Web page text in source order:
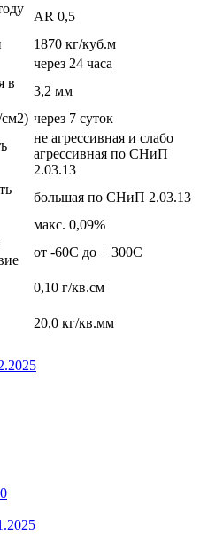
AR 0,5
1870 кг/куб.м
через 24 часа
в
3,2 мм
см2) через 7 суток
не агрессивная и слабо
агрессивная по СНиП
2.03.13
большая по СНиП 2.03.13
макс. 0,09%
от -60С до + 300С
0,10 г/кв.см
20,0 кг/кв.мм